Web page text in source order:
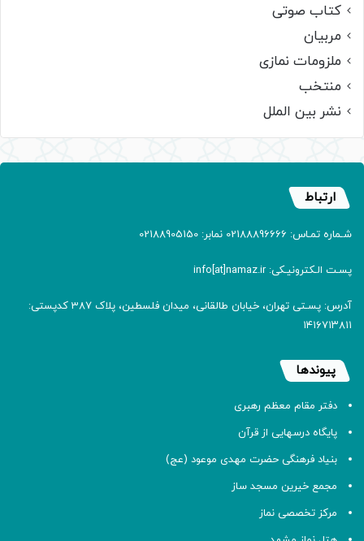
کتاب صوتی
مربیان
ملزومات نمازی
منتخب
نشر بین الملل
ارتباط
شـماره تمـاس: 02188896666 نمابر: 02188905150
پسـت الـکترونیـکی: info[at]namaz.ir
آدرس: پسـتی تهران، خیابان طالقانی، میدان فلسطین، پلاک 387 کدپستی:
۱۴۱۶۷۱۳۸۱۱
پیوندها
دفتر مقام معظم رهبری
پایگاه درسهایی از قرآن
بنیاد فرهنگی حضرت مهدی موعود (عج)
مجمع خیرین مسجد ساز
مرکز تخصصی نماز